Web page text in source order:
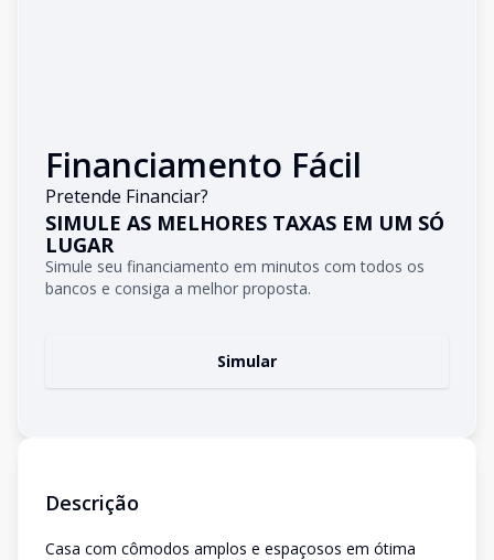
Financiamento Fácil
Pretende Financiar?
SIMULE AS MELHORES TAXAS EM UM SÓ
LUGAR
Simule seu financiamento em minutos com todos os
bancos e consiga a melhor proposta.
Simular
Descrição
Casa com cômodos amplos e espaçosos em ótima